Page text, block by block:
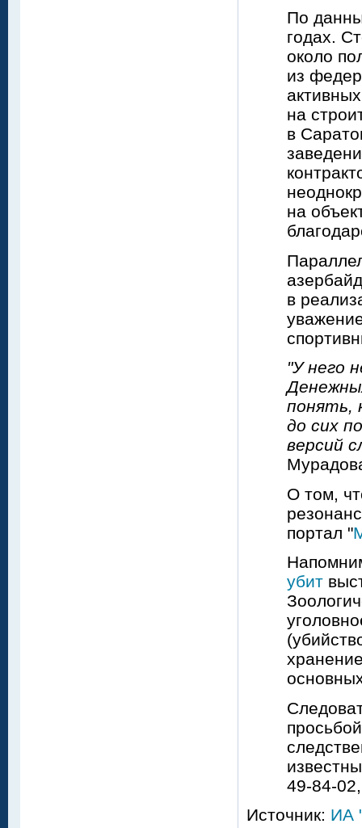
По
годах.
около
из
на
в
на
в
"У него
понять,
до сих
версий
О том,
портал "
убит
49-84-
Источник: ИА